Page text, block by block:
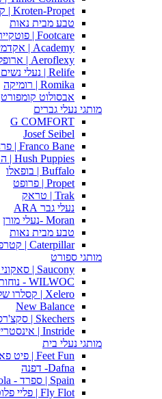
Kroten-Propet | קרוטן-פרופט
טבע מבית נאות
Footcare | פוטקייר
Academy | אקדמי
Aeroflexy | ארופלקסי
Relife | נעלי נשים רילייף
Romika | רומיקה
אבסולוט קומפורט
מותגי נעלי גברים
G COMFORT
Josef Seibel
Franco Bane | פרנקו בן
Hush Puppies | האש פפיס
Buffalo | בופאלו
Propet | פרופט
Trak | טראק
נעלי גבר ARA
Moran -נעלי מורן
טבע מבית נאות
Caterpillar | קטרפילר
מותגי ספורט
Saucony | סאקוני הליכה דינמית עם תמיכה נכונה
WILWOC - נוחות שנשארת איתך כל היום
Xelero | קסלרו שליטה ויציבות בכל צעד
New Balance
Skechers | סקצ'רס
Instride | אינסטרייד
מותגי נעלי בית
Feet Fun | פיט פאן
Dafna- דפנה
Spain | ספרד - Alberola
Fly Flot | פליי פלוט